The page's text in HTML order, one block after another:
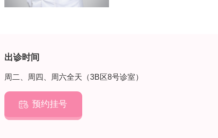
出诊时间
周二、周四、周六全天（3B区8号诊室）
 预约挂号